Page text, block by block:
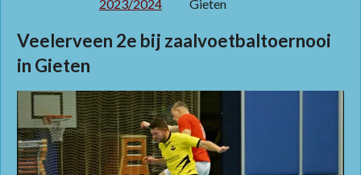
2023/2024
Gieten
Veelerveen 2e bij zaalvoetbaltoernooi
in Gieten